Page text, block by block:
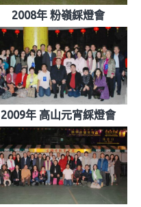
2008年 粉嶺綵燈會
2009年 高山元宵綵燈會